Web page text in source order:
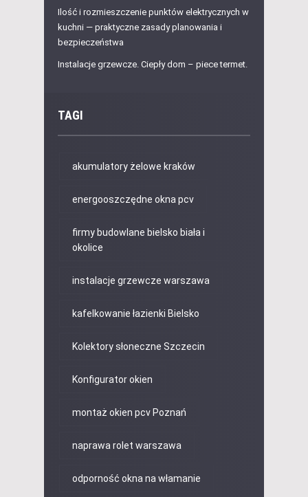
Ilość i rozmieszczenie punktów elektrycznych w
kuchni — praktyczne zasady planowania i
bezpieczeństwa
Instalacje grzewcze. Ciepły dom – piece termet.
TAGI
akumulatory żelowe kraków
energooszczędne okna pcv
firmy budowlane bielsko biała i
okolice
instalacje grzewcze warszawa
kafelkowanie łazienki Bielsko
Kolektory słoneczne Szczecin
Konfigurator okien
montaż okien pcv Poznań
naprawa rolet warszawa
odporność okna na włamanie